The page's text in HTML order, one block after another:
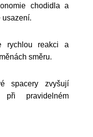
chodidla a
usazení.
rychlou reakci a
směru.
spacery zvyšují
pravidelném